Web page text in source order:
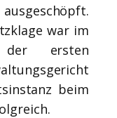
war im
ersten
beim